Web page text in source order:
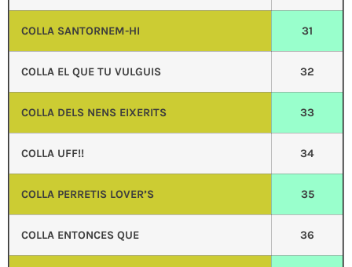
COLLA SANTORNEM-HI 31
COLLA EL QUE TU VULGUIS 32
COLLA DELS NENS EIXERITS 33
COLLA UFF!! 34
COLLA PERRETIS LOVER’S 35
COLLA ENTONCES QUE 36